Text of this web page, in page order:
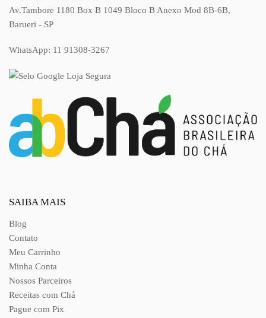
Av.Tambore 1180 Box B 1049 Bloco B Anexo Mod 8B-6B,
Barueri - SP
WhatsApp: 11 91308-3267
SAIBA MAIS
Blog
Contato
Meu Carrinho
Minha Conta
Nossos Parceiros
Receitas com Chá
Pague com Pix